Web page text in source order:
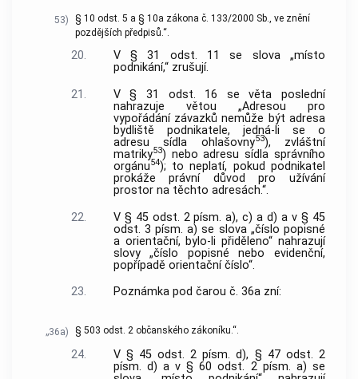
53)
§ 10 odst. 5 a § 10a zákona č. 133/2000 Sb., ve znění
pozdějších předpisů.“.
20.
V § 31 odst. 11 se slova „místo
podnikání,“ zrušují.
21.
V § 31 odst. 16 se věta poslední
nahrazuje větou „Adresou pro
vypořádání závazků nemůže být adresa
bydliště podnikatele, jedná-li se o
adresu sídla ohlašovny53), zvláštní
matriky53) nebo adresu sídla správního
orgánu54); to neplatí, pokud podnikatel
prokáže právní důvod pro užívání
prostor na těchto adresách.“.
22.
V § 45 odst. 2 písm. a), c) a d) a v § 45
odst. 3 písm. a) se slova „číslo popisné
a orientační, bylo-li přiděleno“ nahrazují
slovy „číslo popisné nebo evidenční,
popřípadě orientační číslo“.
23.
Poznámka pod čarou č. 36a zní:
„36a) § 503 odst. 2 občanského zákoníku.“.
24.
V § 45 odst. 2 písm. d), § 47 odst. 2
písm. d) a v § 60 odst. 2 písm. a) se